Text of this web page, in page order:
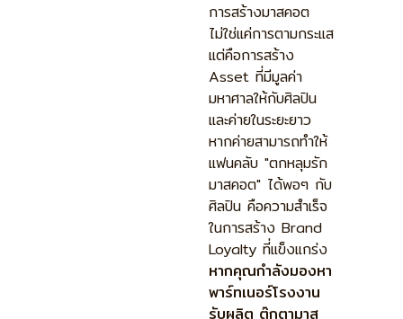
การสร้างมาสคอต
ไม่ใช่แค่การตามกระแส
แต่คือการสร้าง
Asset ที่มีมูลค่า
มหาศาลให้กับศิลปิน
และค่ายในระยะยาว
หากค่ายสามารถทำให้
แฟนคลับ "ตกหลุมรัก
มาสคอต" ได้พอๆ กับ
ศิลปิน คือความสำเร็จ
ในการสร้าง Brand
Loyalty ที่แข็งแกร่ง
หากคุณกำลังมองหา
พาร์ทเนอร์โรงงาน
รับผลิต ตุ๊กตามาส